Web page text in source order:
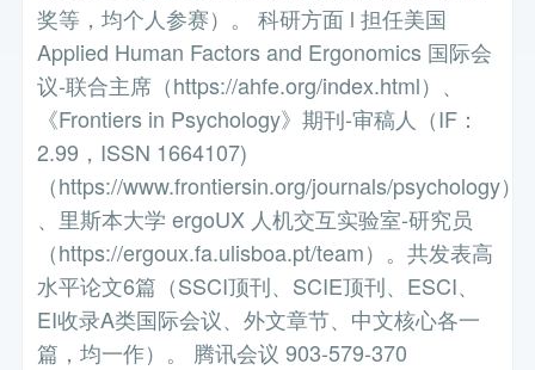
奖等，均个人参赛）。 科研方面 l 担任美国
Applied Human Factors and Ergonomics 国际会
议-联合主席（https://ahfe.org/index.html）、
《Frontiers in Psychology》期刊-审稿人（IF：
2.99，ISSN 1664107)
（https://www.frontiersin.org/journals/psychology）
、里斯本大学 ergoUX 人机交互实验室-研究员
（https://ergoux.fa.ulisboa.pt/team）。共发表高
水平论文6篇（SSCI顶刊、SCIE顶刊、ESCI、
EI收录A类国际会议、外文章节、中文核心各一
篇，均一作）。 腾讯会议 903-579-370